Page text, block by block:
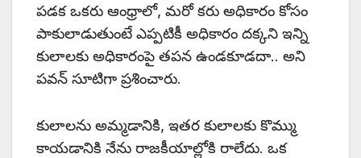
పడక ఒకరు ఆంధ్రాలో, మరో కరు అధికారం కోసం
పాకులాడుతుంటే ఎప్పటికీ అధికారం దక్కని ఇన్ని
కులాలకు అధికారంపై తపన ఉండకూడదా.. అని
పవన్ సూటిగా ప్రశించారు.
కులాలను అమ్మడానికి, ఇతర కులాలకు కొమ్ము
కాయడానికి నేను రాజకీయాల్లోకి రాలేదు. ఒక